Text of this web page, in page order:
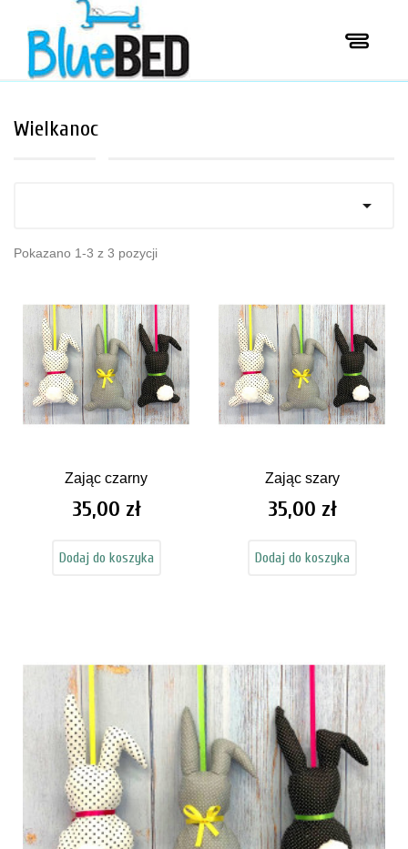
Wielkanoc

Pokazano 1-3 z 3 pozycji
Zając czarny
Cena
35,00 zł
Dodaj do koszyka
Zając szary
Cena
35,00 zł
Dodaj do koszyka